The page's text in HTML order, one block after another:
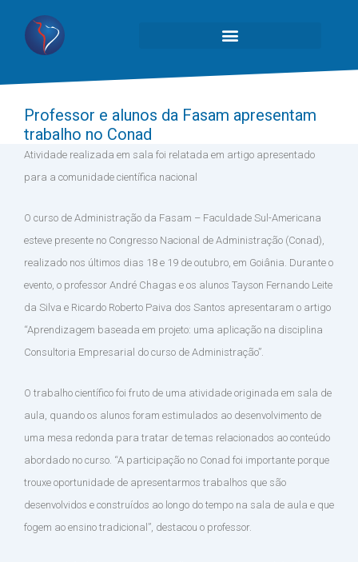
Professor e alunos da Fasam apresentam
trabalho no Conad
Atividade realizada em sala foi relatada em artigo apresentado
para a comunidade científica nacional
O curso de Administração da Fasam – Faculdade Sul-Americana
esteve presente no Congresso Nacional de Administração (Conad),
realizado nos últimos dias 18 e 19 de outubro, em Goiânia. Durante o
evento, o professor André Chagas e os alunos Tayson Fernando Leite
da Silva e Ricardo Roberto Paiva dos Santos apresentaram o artigo
“Aprendizagem baseada em projeto: uma aplicação na disciplina
Consultoria Empresarial do curso de Administração”.
O trabalho científico foi fruto de uma atividade originada em sala de
aula, quando os alunos foram estimulados ao desenvolvimento de
uma mesa redonda para tratar de temas relacionados ao conteúdo
abordado no curso. “A participação no Conad foi importante porque
trouxe oportunidade de apresentarmos trabalhos que são
desenvolvidos e construídos ao longo do tempo na sala de aula e que
fogem ao ensino tradicional”, destacou o professor.